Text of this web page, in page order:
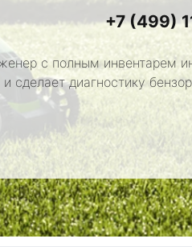
+7 (499)
с полным инвентарем
и сделает диагностику